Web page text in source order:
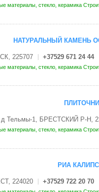
материалы, стекло, керамика
НАТУРАЛЬНЫЙ КАМЕНЬ
225707 +37529 671 24 44
материалы, стекло, керамика
д Тельмы-1, БРЕСТСКИЙ Р-Н,
материалы, стекло, керамика
РИА
224020 +37529 722 20 70